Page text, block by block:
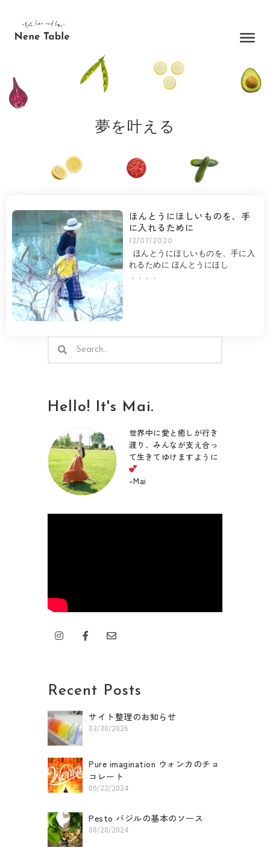
夢を叶える
ほんとうにほしいものを、手
に入れるために
12/07/2020
ほんとうにほしいものを、手に入
れるために ほんとうにほし
・・・・
索
Hello! It's Mai.
世界中に愛と癒しが行き
渡り、みんなが支え合っ
て生きてゆけますように
–Mai
I
n
r
a
F
a
o
k
n
p
e
Recent Posts
サイト整理のお知らせ
03/30/2026
Pure imagination ウォンカのチョ
コレート
09/22/2024
Pesto バジルの基本のソース
08/28/2024